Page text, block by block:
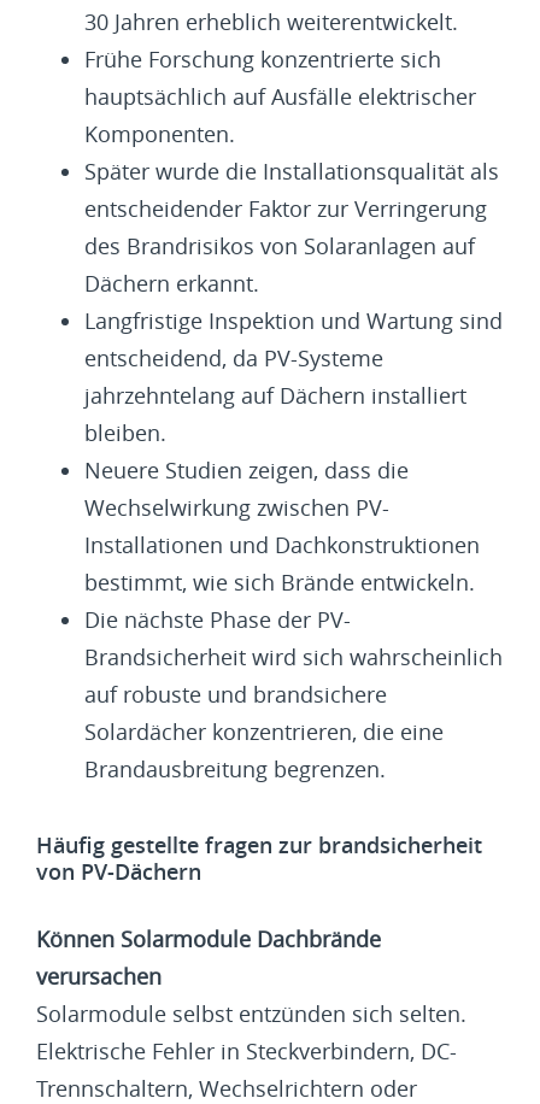
30 Jahren erheblich weiterentwickelt.
Frühe Forschung konzentrierte sich
hauptsächlich auf Ausfälle elektrischer
Komponenten.
Später wurde die Installationsqualität als
entscheidender Faktor zur Verringerung
des Brandrisikos von Solaranlagen auf
Dächern erkannt.
Langfristige Inspektion und Wartung sind
entscheidend, da PV-Systeme
jahrzehntelang auf Dächern installiert
bleiben.
Neuere Studien zeigen, dass die
Wechselwirkung zwischen PV-
Installationen und Dachkonstruktionen
bestimmt, wie sich Brände entwickeln.
Die nächste Phase der PV-
Brandsicherheit wird sich wahrscheinlich
auf robuste und brandsichere
Solardächer konzentrieren, die eine
Brandausbreitung begrenzen.
Häufig gestellte fragen zur brandsicherheit
von PV-Dächern
Können Solarmodule Dachbrände
verursachen
Solarmodule selbst entzünden sich selten.
Elektrische Fehler in Steckverbindern, DC-
Trennschaltern, Wechselrichtern oder